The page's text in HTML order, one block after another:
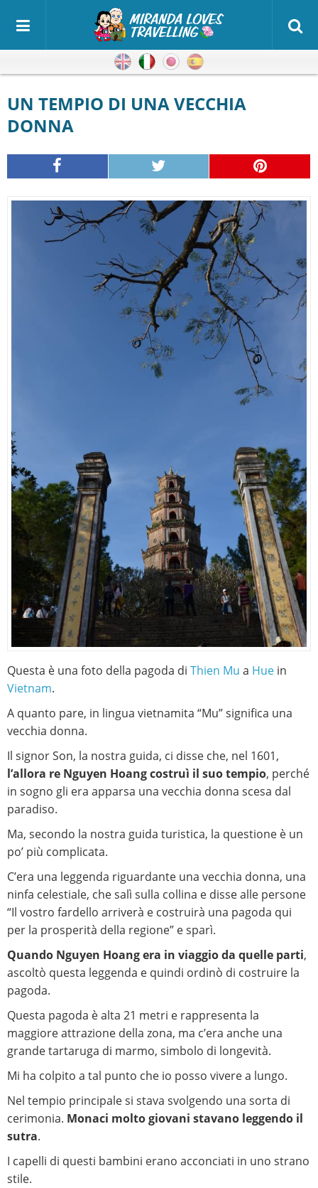
IngleseItalianoGiapponese
UN TEMPIO DI UNA VECCHIA
DONNA
Questa è una foto della pagoda di Thien Mu a Hue in
Vietnam.
A quanto pare, in lingua vietnamita “Mu” significa una
vecchia donna.
Il signor Son, la nostra guida, ci disse che, nel 1601,
l’allora re Nguyen Hoang costruì il suo tempio, perché
in sogno gli era apparsa una vecchia donna scesa dal
paradiso.
Ma, secondo la nostra guida turistica, la questione è un
po’ più complicata.
C’era una leggenda riguardante una vecchia donna, una
ninfa celestiale, che salì sulla collina e disse alle persone
“Il vostro fardello arriverà e costruirà una pagoda qui
per la prosperità della regione” e sparì.
Quando Nguyen Hoang era in viaggio da quelle parti,
ascoltò questa leggenda e quindi ordinò di costruire la
pagoda.
Questa pagoda è alta 21 metri e rappresenta la
maggiore attrazione della zona, ma c’era anche una
grande tartaruga di marmo, simbolo di longevità.
Mi ha colpito a tal punto che io posso vivere a lungo.
Nel tempio principale si stava svolgendo una sorta di
cerimonia. Monaci molto giovani stavano leggendo il
sutra.
I capelli di questi bambini erano acconciati in uno strano
stile.